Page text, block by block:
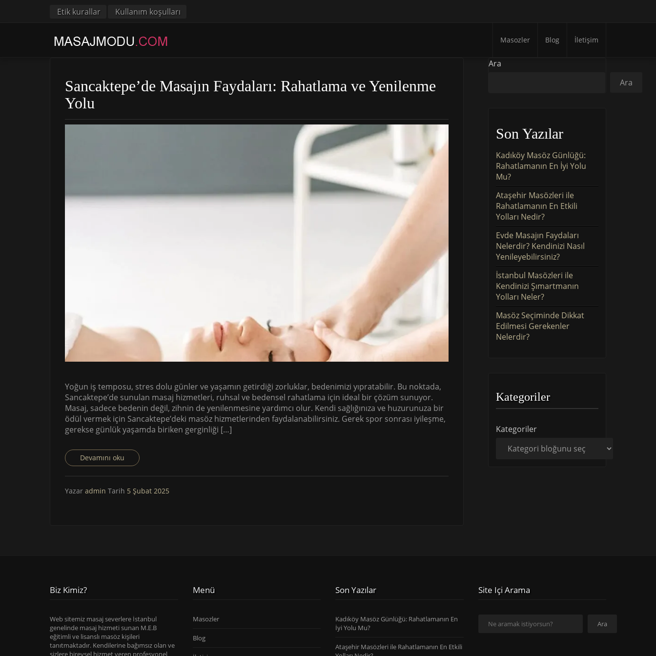
Etik kurallar Kullanım koşulları
Masozler Blog İletişim
Sancaktepe’de Masajın Faydaları: Rahatlama ve Yenilenme
Yolu
Yoğun iş temposu, stres dolu günler ve yaşamın getirdiği zorluklar, bedenimizi yıpratabilir. Bu noktada,
Sancaktepe’de sunulan masaj hizmetleri, ruhsal ve bedensel rahatlama için ideal bir çözüm sunuyor.
Masaj, sadece bedenin değil, zihnin de yenilenmesine yardımcı olur. Kendi sağlığınıza ve huzurunuza bir
ödül vermek için Sancaktepe’deki masöz hizmetlerinden faydalanabilirsiniz. Gerek spor sonrası iyileşme,
gerekse günlük yaşamda biriken gerginliği […]
Devamını oku
Yazar admin Tarih 5 Şubat 2025
Ara
Ara
Son Yazılar
Kadıköy Masöz Günlüğü:
Rahatlamanın En İyi Yolu
Mu?
Ataşehir Masözleri ile
Rahatlamanın En Etkili
Yolları Nedir?
Evde Masajın Faydaları
Nelerdir? Kendinizi Nasıl
Yenileyebilirsiniz?
İstanbul Masözleri ile
Kendinizi Şımartmanın
Yolları Neler?
Masöz Seçiminde Dikkat
Edilmesi Gerekenler
Nelerdir?
Kategoriler
Kategoriler
Biz Kimiz?
Web sitemiz masaj severlere İstanbul
genelinde masaj hizmeti sunan M.E.B
eğitimli ve lisanslı masöz kişileri
tanıtmaktadır. Kendilerine bağımsız olan ve
sizlere bireysel hizmet veren profesyonel
Menü
Masozler
Blog
Son Yazılar
Kadıköy Masöz Günlüğü: Rahatlamanın En
İyi Yolu Mu?
Ataşehir Masözleri ile Rahatlamanın En Etkili
Site Içi Arama
Ara